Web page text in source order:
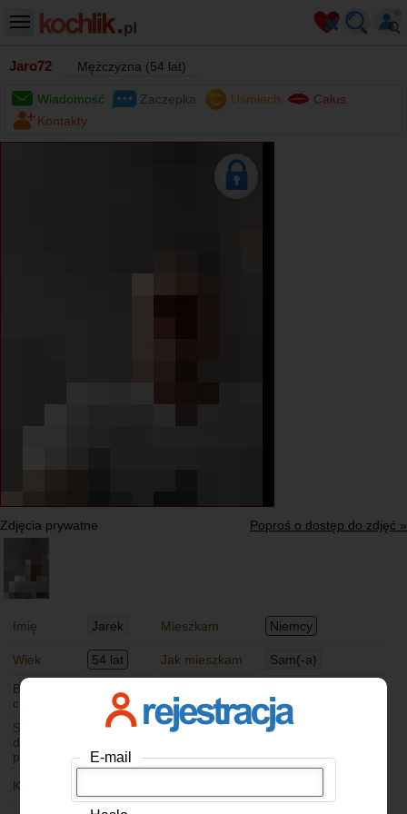
Jaro72 Mężczyzna (54 lat)
Wiadomość Zaczepka Uśmiech
Całus
Kontakty
Zdjęcia prywatne Poproś o dostęp do zdjęć »
Imię Jarek Mieszkam Niemcy
Wiek 54 lat Jak mieszkam
Sam(-a)
Budowa
ciała
Normalna Wzrost 183 cm
Stosunek
do
papierosów
Stosunek do
Lubię tylko
Kolor oczu
E-mail